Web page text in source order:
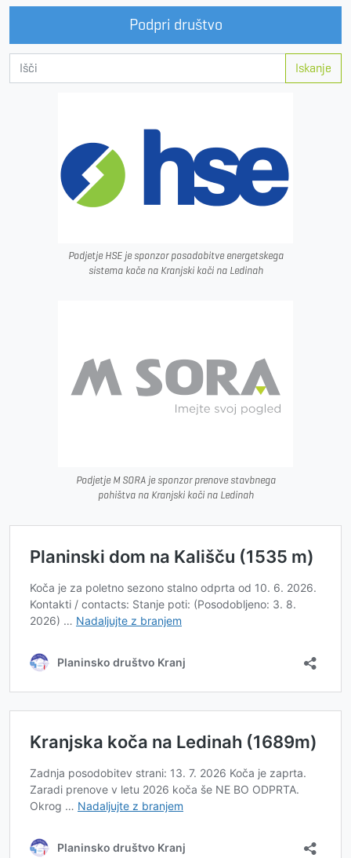
Podpri društvo
Iskanje
Podjetje HSE je sponzor posodobitve energetskega
sistema koče na Kranjski koči na Ledinah
Podjetje M SORA je sponzor prenove stavbnega
pohištva na Kranjski koči na Ledinah